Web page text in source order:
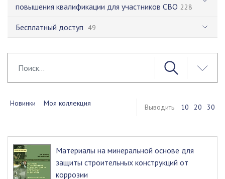
повышения квалификации для участников СВО 228
Бесплатный доступ 49
Новинки Моя коллекция Выводить 10 20 30
Материалы на минеральной основе для
защиты строительных конструкций от
коррозии